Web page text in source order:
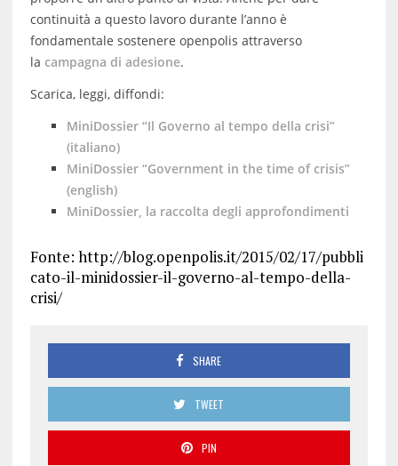
continuità a questo lavoro durante l’anno è
fondamentale sostenere openpolis attraverso
la campagna di adesione.
Scarica, leggi, diffondi:
MiniDossier “Il Governo al tempo della crisi”
(italiano)
MiniDossier “Government in the time of crisis”
(english)
MiniDossier, la raccolta degli approfondimenti
Fonte: http://blog.openpolis.it/2015/02/17/pubbli
cato-il-minidossier-il-governo-al-tempo-della-
crisi/
SHARE
TWEET
PIN